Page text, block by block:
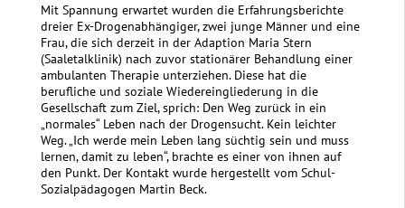
Mit Spannung erwartet wurden die Erfahrungsberichte
dreier Ex-Drogenabhängiger, zwei junge Männer und eine
Frau, die sich derzeit in der Adaption Maria Stern
(Saaletalklinik) nach zuvor stationärer Behandlung einer
ambulanten Therapie unterziehen. Diese hat die
berufliche und soziale Wiedereingliederung in die
Gesellschaft zum Ziel, sprich: Den Weg zurück in ein
„normales“ Leben nach der Drogensucht. Kein leichter
Weg. „Ich werde mein Leben lang süchtig sein und muss
lernen, damit zu leben“, brachte es einer von ihnen auf
den Punkt. Der Kontakt wurde hergestellt vom Schul-
Sozialpädagogen Martin Beck.